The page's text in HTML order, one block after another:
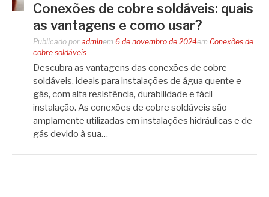
Conexões de cobre soldáveis: quais
as vantagens e como usar?
Publicado por adminem 6 de novembro de 2024em Conexões de
cobre soldáveis
Descubra as vantagens das conexões de cobre
soldáveis, ideais para instalações de água quente e
gás, com alta resistência, durabilidade e fácil
instalação. As conexões de cobre soldáveis são
amplamente utilizadas em instalações hidráulicas e de
gás devido à sua…